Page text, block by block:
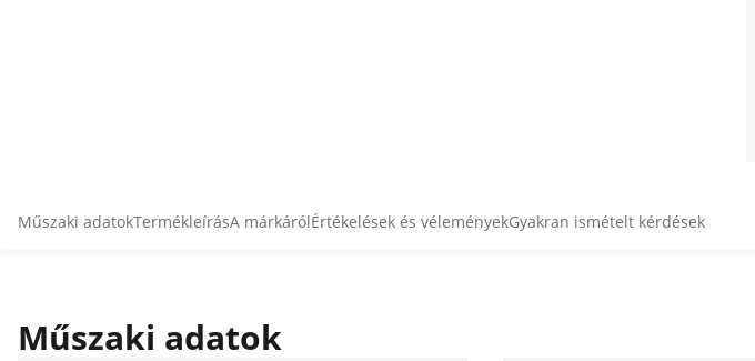
Műszaki adatokTermékleírásA márkárólÉrtékelések és véleményekGyakran ismételt kérdések
Műszaki adatok